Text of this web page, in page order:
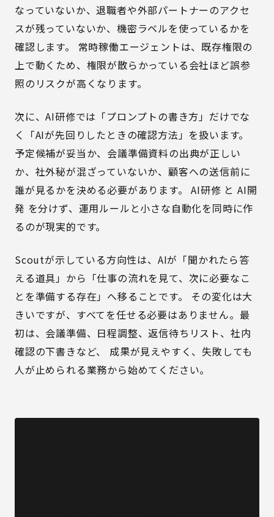
なっていないか、退職者や外部パートナーのアクセ
スが残っていないか、機密ラベルを使っているかを
確認します。 常時稼働エージェントは、既存権限の
上で動くため、権限が散らかっている会社ほど誤参
照のリスクが高くなります。
次に、AI研修では「プロンプトの書き方」だけでな
く「AIが先回りしたときの確認方法」を扱います。
予定候補が妥当か、会議準備資料の出典が正しい
か、社外秘が混ざっていないか、顧客への送信前に
誰が見るかを決める必要があります。AI研修 とAI開
発 を分けず、運用ルールと小さな自動化を同時に作
るのが現実的です。
Scoutが示している方向性は、AIが「聞かれたら答
える道具」から「仕事の流れを見て、次に必要なこ
とを準備する存在」へ移ることです。 その変化は大
きいですが、すべてを任せる必要はありません。最
初は、会議準備、日程調整、返信待ちリスト、社内
確認の下書きなど、 成果が見えやすく、失敗しても
人が止められる業務から始めてください。